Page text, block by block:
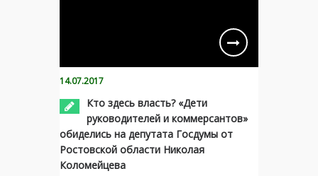
14.07.2017
Кто здесь власть? «Дети
руководителей и коммерсантов»
обиделись на депутата Госдумы от
Ростовской области Николая
Коломейцева